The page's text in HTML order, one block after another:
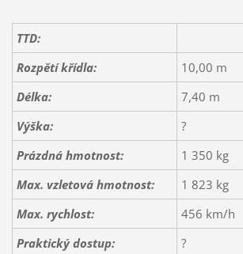
TTD:
Rozpětí křídla:
10,00 m
Délka:
7,40 m
Výška:
?
Prázdná hmotnost:
1 350 kg
Max. vzletová hmotnost:
1 823 kg
Max. rychlost:
456 km/h
Praktický dostup:
?